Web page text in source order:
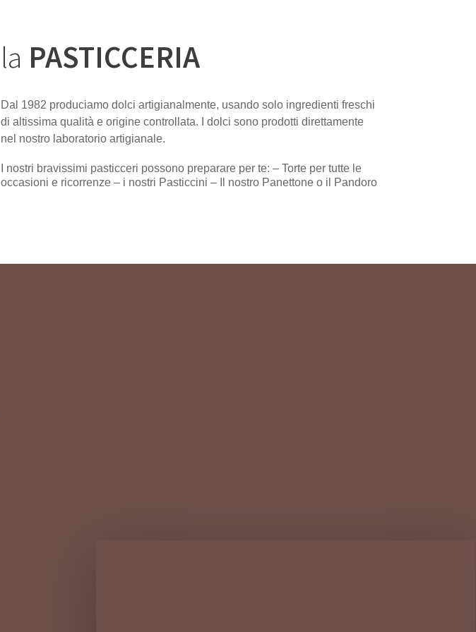
la PASTICCERIA
Dal 1982 produciamo dolci artigianalmente, usando solo ingredienti freschi
di altissima qualità e origine controllata. I dolci sono prodotti direttamente
nel nostro laboratorio artigianale.
I nostri bravissimi pasticceri possono preparare per te: –Torte per tutte le
occasioni e ricorrenze – i nostri Pasticcini – Il nostro Panettone o il Pandoro